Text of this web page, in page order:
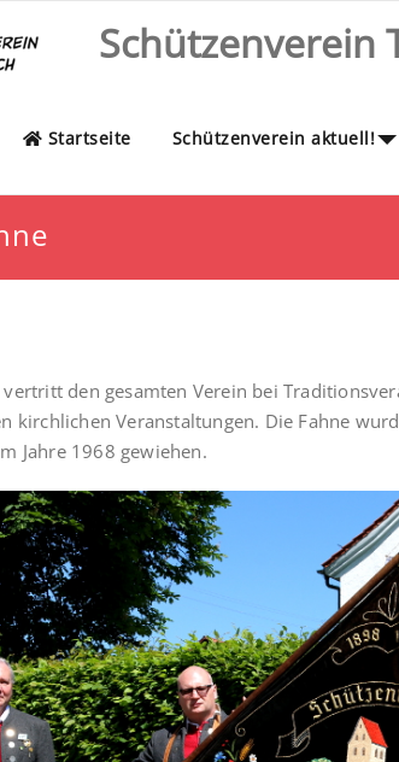
Schützenverein
Startseite Schützenverein aktuell!
vertritt den gesamten Verein bei
kirchlichen Veranstaltungen. Die Fahne
Jahre 1968 gewiehen.